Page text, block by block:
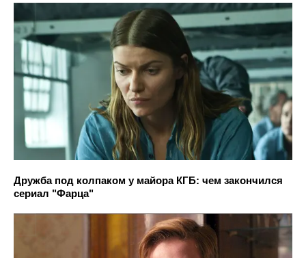
Дружба под колпаком у майора КГБ: чем закончился
сериал "Фарца"